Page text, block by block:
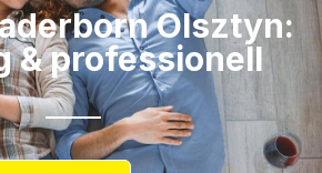
Olsztyn:
& professionell​